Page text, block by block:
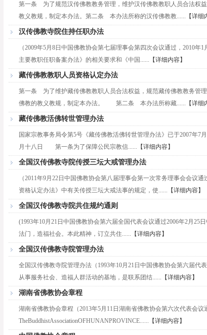
第一条 为了规范汉传佛教教务管理，维护汉传佛教教职人员合法权
教义教规，制定本办法。第二条 本办法所称的汉传佛教教...... 【详细
汉传佛教寺院住持任职办法
（2009年5月8日中国佛教协会第七届理事会第四次会议通过，
主要教职任职备案办法》的相关要求和《中国...... 【详细内容】
藏传佛教教职人员资格认定办法
第一条 为了维护藏传佛教教职人员合法权益，规范藏传佛教教务管
佛教的教义教规，制定本办法。 第二条 本办法所称藏...... 【详细
藏传佛教活佛转世管理办法
国家宗教事务局令第5号《藏传佛教活佛转世管理办法》已于2007年
月十八日 第一条为了保障公民宗教信...... 【详细内容】
全国汉传佛教寺院传授三坛大戒管理办法
（2011年9月22日中国佛教协会第八届理事会第一次常务理事会
资格认定办法》中有关传授三坛大戒法事的规定，使...... 【详细内容】
全国汉传佛教寺院共住规约通则
(1993年10月21日中国佛教协会第六届全国代表会议通过2006年2月
法门，造福社会。本此精神，订立共住...... 【详细内容】
全国汉传佛教寺院管理办法
全国汉传佛教寺院管理办法（1993年10月21日中国佛教协会第六届
从事服务社会、造福人群活动的基地，是联系团结...... 【详细内容】
湖南省佛教协会章程
湖南省佛教协会章程（2013年5月11日湖南省佛教协会第六次代表会
TheBuddhistAssociationOFHUNANPROVINCE...... 【详细内容】